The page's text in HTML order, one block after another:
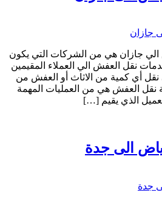
جازان هي من الشركات التي يكون
نقل العفش الي العملاء المقيمين
أي كمية من الاثاث أو العفش من
نقل العفش هي من العمليات المهمة
الذي يقيم […]
الى جدة